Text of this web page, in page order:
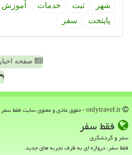
شهر ثبت خدمات آموزش
پایتخت
سفر
صفحه اخبار
فقط سفر
سفر و گردشگری
فقط سفر، دروازه ای به طرف تجربه های جدید.